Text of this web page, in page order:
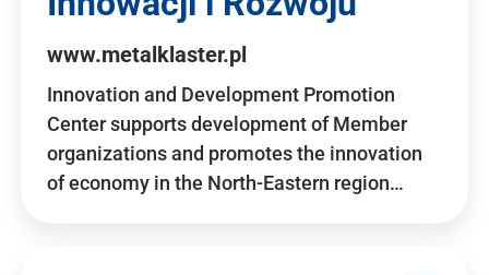
www.metalklaster.pl
Innovation and Development Promotion
Center supports development of Member
organizations and promotes the innovation
of economy in the North-Eastern region…